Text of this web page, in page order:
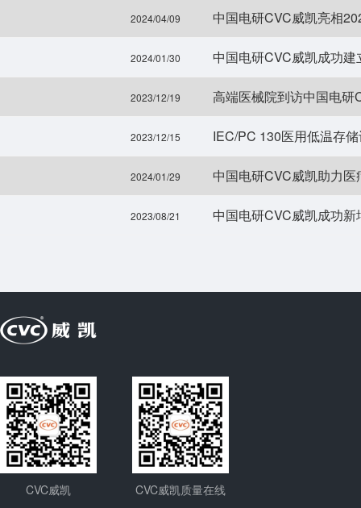
2024/04/09 中国电研CVC威凯亮相
2024/01/30 中国电研CVC威凯成功
2023/12/19 高端医械院到访中国电研
2023/12/15 IEC/PC 130医用低温存
2024/01/29
2023/08/21 中国电研CVC威凯成功
CVC威凯 CVC威凯质量在线